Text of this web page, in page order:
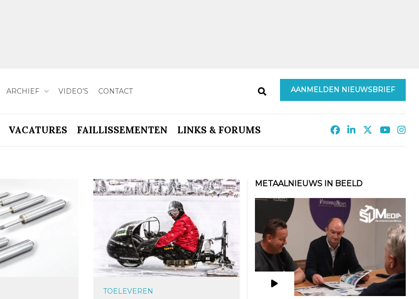
ARCHIEF VIDEO’S CONTACT AANMELDEN NIEUWSBRIEF
VACATURES FAILLISSEMENTEN LINKS & FORUMS
TOELEVEREN
METAALNIEUWS IN BEELD